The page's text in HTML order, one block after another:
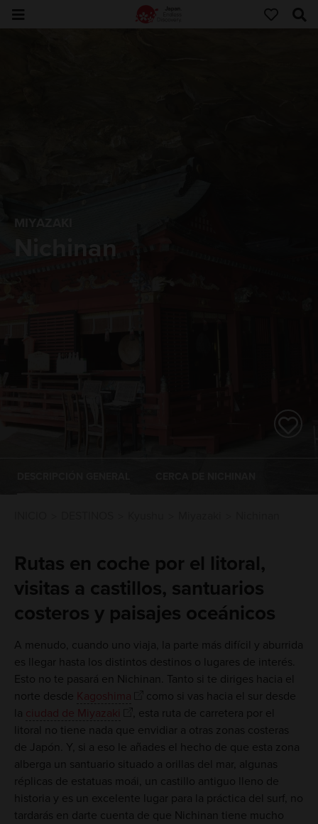
Rutas en coche por el litoral,
visitas a castillos, santuarios
costeros y paisajes oceánicos
A menudo, cuando uno viaja, la parte más difícil y aburrida
es llegar hasta los distintos destinos o lugares de interés.
Esto no te pasará en Nichinan. Tanto si te diriges hacia el
norte desde Kagoshima
como si vas hacia el sur desde
la ciudad de Miyazaki
, esta ruta de carretera por el
litoral no tiene nada que envidiar a otras zonas costeras
de Japón. Y, si a eso le añades el hecho de que esta zona
alberga un santuario situado a orillas del mar, algunas
réplicas de estatuas moái, un castillo antiguo lleno de
historia y es un excelente lugar para la práctica del surf, no
tardarás en darte cuenta de que Nichinan tiene mucho